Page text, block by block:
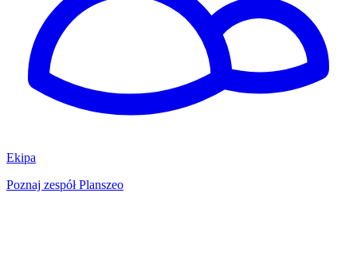
Ekipa
Poznaj zespół Planszeo